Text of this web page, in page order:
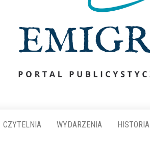
CZYTELNIA WYDARZENIA HISTORIA